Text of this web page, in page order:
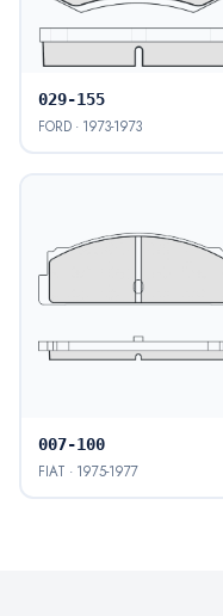
029-155
FORD · 1973-1973
007-100
FIAT · 1975-1977